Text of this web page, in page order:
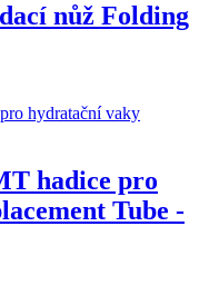
nůž Folding
hadice pro
Tube -